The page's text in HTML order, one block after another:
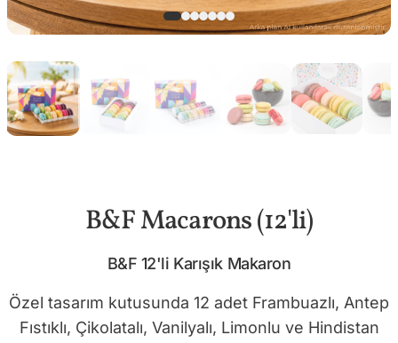
B&F Macarons (12'li)
B&F 12'li Karışık Makaron
Özel tasarım kutusunda 12 adet Frambuazlı, Antep
Fıstıklı, Çikolatalı, Vanilyalı, Limonlu ve Hindistan